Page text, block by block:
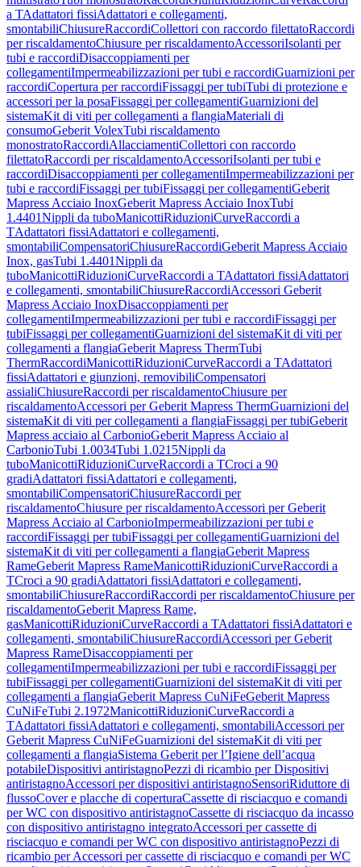
a TAdattatori fissiAdattatori e collegamenti,
smontabiliChiusureRaccordiCollettori con raccordo filettatoRaccordi
per riscaldamentoChiusure per riscaldamentoAccessoriIsolanti per
tubi e raccordiDisaccoppiamenti per
collegamentiImpermeabilizzazioni per tubi e raccordiGuarnizioni per
raccordiCopertura per raccordiFissaggi per tubiTubi di protezione e
accessori per la posaFissaggi per collegamentiGuarnizioni del
sistemaKit di viti per collegamenti a flangiaMateriali di
consumoGeberit VolexTubi riscaldamento
monostratoRaccordiAllacciamentiCollettori con raccordo
filettatoRaccordi per riscaldamentoAccessoriIsolanti per tubi e
raccordiDisaccoppiamenti per collegamentiImpermeabilizzazioni per
tubi e raccordiFissaggi per tubiFissaggi per collegamentiGeberit
Mapress Acciaio InoxGeberit Mapress Acciaio InoxTubi
1.4401Nippli da tuboManicottiRiduzioniCurveRaccordi a
TAdattatori fissiAdattatori e collegamenti,
smontabiliCompensatoriChiusureRaccordiGeberit Mapress Acciaio
Inox, gasTubi 1.4401Nippli da
tuboManicottiRiduzioniCurveRaccordi a TAdattatori fissiAdattatori
e collegamenti, smontabiliChiusureRaccordiAccessori Geberit
Mapress Acciaio InoxDisaccoppiamenti per
collegamentiImpermeabilizzazioni per tubi e raccordiFissaggi per
tubiFissaggi per collegamentiGuarnizioni del sistemaKit di viti per
collegamenti a flangiaGeberit Mapress ThermTubi
ThermRaccordiManicottiRiduzioniCurveRaccordi a TAdattatori
fissiAdattatori e giunzioni, removibiliCompensatori
assialiChiusureRaccordi per riscaldamentoChiusure per
riscaldamentoAccessori per Geberit Mapress ThermGuarnizioni del
sistemaKit di viti per collegamenti a flangiaFissaggi per tubiGeberit
Mapress acciaio al CarbonioGeberit Mapress Acciaio al
CarbonioTubi 1.0034Tubi 1.0215Nippli da
tuboManicottiRiduzioniCurveRaccordi a TCroci a 90
gradiAdattatori fissiAdattatori e collegamenti,
smontabiliCompensatoriChiusureRaccordi per
riscaldamentoChiusure per riscaldamentoAccessori per Geberit
Mapress Acciaio al CarbonioImpermeabilizzazioni per tubi e
raccordiFissaggi per tubiFissaggi per collegamentiGuarnizioni del
sistemaKit di viti per collegamenti a flangiaGeberit Mapress
RameGeberit Mapress RameManicottiRiduzioniCurveRaccordi a
TCroci a 90 gradiAdattatori fissiAdattatori e collegamenti,
smontabiliChiusureRaccordiRaccordi per riscaldamentoChiusure per
riscaldamentoGeberit Mapress Rame,
gasManicottiRiduzioniCurveRaccordi a TAdattatori fissiAdattatori e
collegamenti, smontabiliChiusureRaccordiAccessori per Geberit
Mapress RameDisaccoppiamenti per
collegamentiImpermeabilizzazioni per tubi e raccordiFissaggi per
tubiFissaggi per collegamentiGuarnizioni del sistemaKit di viti per
collegamenti a flangiaGeberit Mapress CuNiFeGeberit Mapress
CuNiFeTubi 2.1972ManicottiRiduzioniCurveRaccordi a
TAdattatori fissiAdattatori e collegamenti, smontabiliAccessori per
Geberit Mapress CuNiFeGuarnizioni del sistemaKit di viti per
collegamenti a flangiaSistema Geberit per l’Igiene dell’acqua
potabileDispositivi antiristagnoPezzi di ricambio per Dispositivi
antiristagnoAccessori per dispositivi antiristagnoSensoriRiduttore di
flussoCover e placche di coperturaCassette di risciacquo e comandi
per WC con dispositivo antiristagnoCassette di risciacquo da incasso
con dispositivo antiristagno integratoAccessori per cassette di
risciacquo e comandi per WC con dispositivo antiristagnoPezzi di
ricambio per Accessori per cassette di risciacquo e comandi per WC